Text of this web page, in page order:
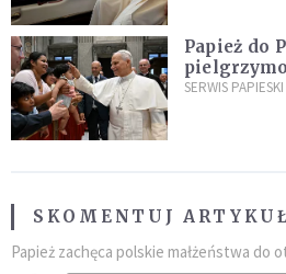
Papież do
umocni
SERWIS PAPIESKI
SKOMENTUJ
Papież zachęca polskie małżeństwa do